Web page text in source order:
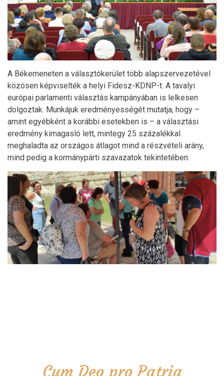
A Békemeneten a választókerület több alapszervezetével
közösen képviselték a helyi Fidesz-KDNP-t. A tavalyi
európai parlamenti választás kampányában is lelkesen
dolgoztak. Munkájuk eredményességét mutatja, hogy –
amint egyébként a korábbi esetekben is – a választási
eredmény kimagasló lett, mintegy 25 százalékkal
meghaladta az országos átlagot mind a részvételi arány,
mind pedig a kormánypárti szavazatok tekintetében.
Cum Deo pro Patria